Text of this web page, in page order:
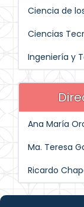
Ciencia de
Ciencias
Ingeniería y
Ana María
Ma. Teresa
Ricardo